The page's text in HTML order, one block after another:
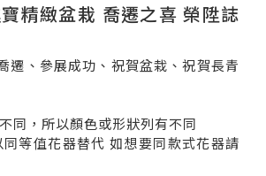
精緻盆栽 喬遷之喜 榮陞誌
遷、參展成功、祝賀盆栽、祝賀長青
同，所以顏色或形狀列有不同
等值花器替代 如想要同款式花器請